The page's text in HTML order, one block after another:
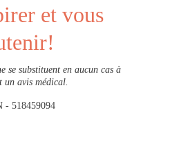
et vous
se substituent en aucun cas à
un avis médical.
- 518459094